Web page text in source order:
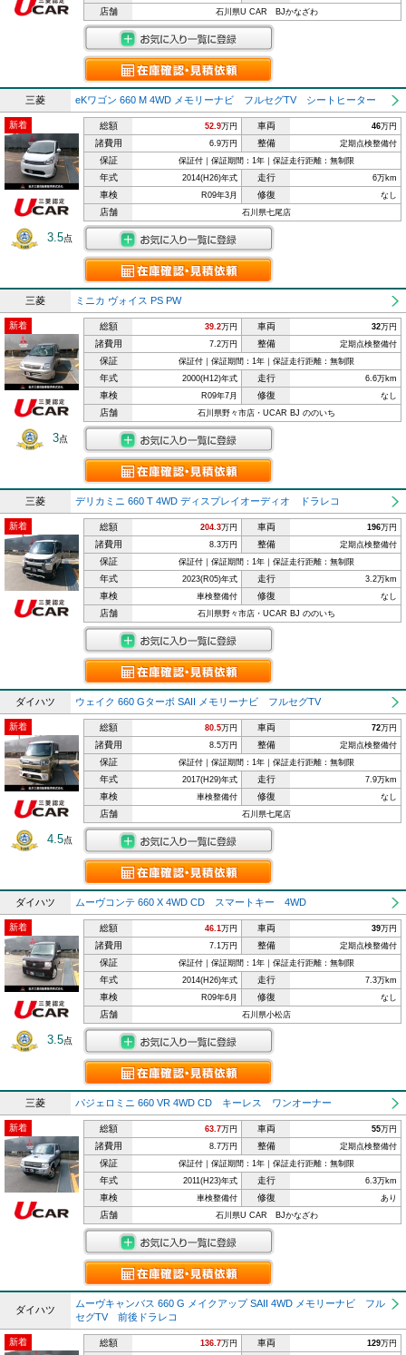
店舗 石川県U CAR BJかなざわ
三菱 eKワゴン 660 M 4WD メモリーナビ フルセグTV シートヒーター
新着
3.5点
総額 52.9万円 車両 46万円
諸費用 6.9万円 整備 定期点検整備付
保証 保証付｜保証期間：1年｜保証走行距離：無制限
年式 2014(H26)年式 走行 6万km
車検 R09年3月 修復 なし
店舗 石川県七尾店
三菱 ミニカ ヴォイス PS PW
新着
3点
総額 39.2万円 車両 32万円
諸費用 7.2万円 整備 定期点検整備付
保証 保証付｜保証期間：1年｜保証走行距離：無制限
年式 2000(H12)年式 走行 6.6万km
車検 R09年7月 修復 なし
店舗 石川県野々市店・UCAR BJ ののいち
三菱 デリカミニ 660 T 4WD ディスプレイオーディオ ドラレコ
新着 総額 204.3万円 車両 196万円
諸費用 8.3万円 整備 定期点検整備付
保証 保証付｜保証期間：1年｜保証走行距離：無制限
年式 2023(R05)年式 走行 3.2万km
車検 車検整備付 修復 なし
店舗 石川県野々市店・UCAR BJ ののいち
ダイハツ ウェイク 660 Gターボ SAII メモリーナビ フルセグTV
新着
4.5点
総額 80.5万円 車両 72万円
諸費用 8.5万円 整備 定期点検整備付
保証 保証付｜保証期間：1年｜保証走行距離：無制限
年式 2017(H29)年式 走行 7.9万km
車検 車検整備付 修復 なし
店舗 石川県七尾店
ダイハツ ムーヴコンテ 660 X 4WD CD スマートキー 4WD
新着
3.5点
総額 46.1万円 車両 39万円
諸費用 7.1万円 整備 定期点検整備付
保証 保証付｜保証期間：1年｜保証走行距離：無制限
年式 2014(H26)年式 走行 7.3万km
車検 R09年6月 修復 なし
店舗 石川県小松店
三菱 パジェロミニ 660 VR 4WD CD キーレス ワンオーナー
新着 総額 63.7万円 車両 55万円
諸費用 8.7万円 整備 定期点検整備付
保証 保証付｜保証期間：1年｜保証走行距離：無制限
年式 2011(H23)年式 走行 6.3万km
車検 車検整備付 修復 あり
店舗 石川県U CAR BJかなざわ
ダイハツ
ムーヴキャンバス 660 G メイクアップ SAII 4WD メモリーナビ フル
セグTV 前後ドラレコ
新着 総額 136.7万円 車両 129万円